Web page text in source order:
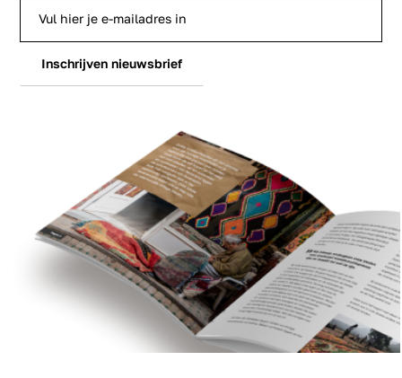
Inschrijven nieuwsbrief